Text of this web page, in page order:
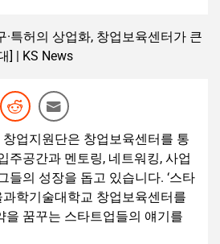
업지원단은 창업보육센터를 통
주공간과 멘토링, 네트워킹, 사업
들의 성장을 돕고 있습니다. ‘스타
과학기술대학교 창업보육센터를
을 꿈꾸는 스타트업들의 얘기를